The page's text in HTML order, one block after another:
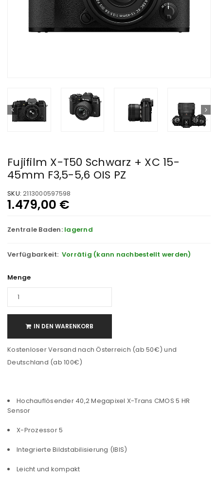
Fujifilm X-T50 Schwarz + XC 15-
45mm F3,5-5,6 OIS PZ
SKU: 2113000597598
1.479,00 €
Zentrale Baden: lagernd
Verfügbarkeit: Vorrätig (kann nachbestellt werden)
Menge
IN DEN WARENKORB
Kostenloser Versand nach Österreich (ab 50€) und
Deutschland (ab 100€)
Hochauflösender 40,2 Megapixel X-Trans CMOS 5 HR
Sensor
X-Prozessor 5
Integrierte Bildstabilisierung (IBIS)
Leicht und kompakt